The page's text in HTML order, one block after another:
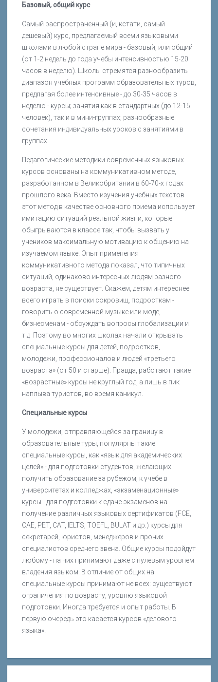
Базовый, общий курс
Самый распространенный (и, кстати, самый
дешевый) курс, предлагаемый всеми языковыми
школами в любой стране мира - базовый, или общий
(от 1-2 недель до года учебы интенсивностью 15-20
часов в неделю). Школы стремятся разнообразить
диапазон учебных программ образовательных туров,
предлагая более интенсивные - до 30-35 часов в
неделю - курсы; занятия как в стандартных (до 12-15
человек), так и в мини-группах; разнообразные
сочетания индивидуальных уроков с занятиями в
группах.
Педагогические методики современных языковых
курсов основаны на коммуникативном методе,
разработанном в Великобритании в 60-70-х годах
прошлого века. Вместо изучения учебных текстов
этот метод в качестве основного приема использует
имитацию ситуаций реальной жизни, которые
обыгрываются в классе так, чтобы вызвать у
учеников максимальную мотивацию к общению на
изучаемом языке. Опыт применения
коммуникативного метода показал, что типичных
ситуаций, одинаково интересных людям разного
возраста, не существует. Скажем, детям интереснее
всего играть в поиски сокровищ, подросткам -
говорить о современной музыке или моде,
бизнесменам - обсуждать вопросы глобализации и
т.д. Поэтому во многих школах начали открывать
специальные курсы для детей, подростков,
молодежи, профессионалов и людей «третьего
возраста» (от 50 и старше). Правда, работают такие
«возрастные» курсы не круглый год, а лишь в пик
наплыва туристов, во время каникул.
Специальные курсы
У молодежи, отправляющейся за границу в
образовательные туры, популярны такие
специальные курсы, как «язык для академических
целей» - для подготовки студентов, желающих
получить образование за рубежом, к учебе в
университетах и колледжах, «экзаменационные»
курсы - для подготовки к сдаче экзаменов на
получение различных языковых сертификатов (FCE,
CAE, PET, CAT, IELTS, TOEFL, BULAT и др.) курсы для
секретарей, юристов, менеджеров и прочих
специалистов среднего звена. Общие курсы подойдут
любому - на них принимают даже с нулевым уровнем
владения языком. В отличие от общих на
специальные курсы принимают не всех: существуют
ограничения по возрасту, уровню языковой
подготовки. Иногда требуется и опыт работы. В
первую очередь это касается курсов «делового
языка».